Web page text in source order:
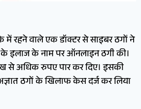
में रहने वाले एक डॉक्टर से साइबर ठगों ने
इलाज के नाम पर ऑनलाइन ठगी की।
से अधिक रुपए पार कर दिए। इसकी
ठगों के खिलाफ केस दर्ज कर लिया